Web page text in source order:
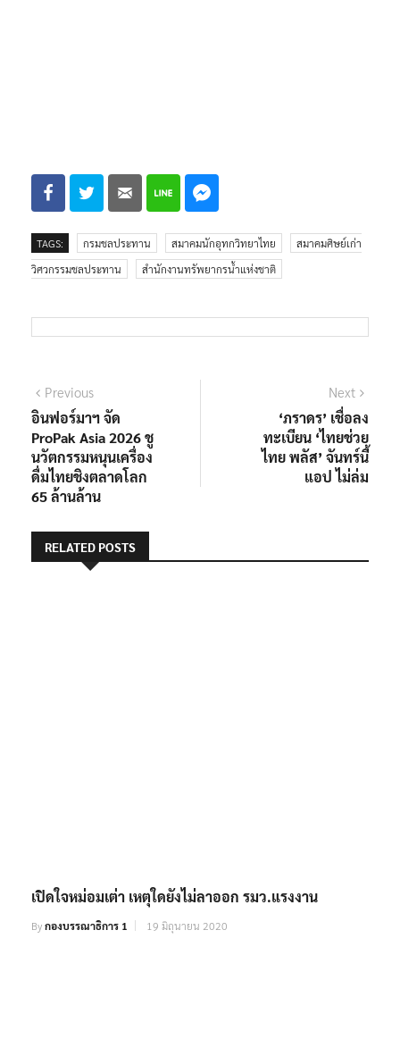
TAGS: กรมชลประทาน สมาคมนักอุทกวิทยาไทย
สมาคมศิษย์เก่า
วิศวกรรมชลประทาน
สำนักงานทรัพยากรน้ำแห่งชาติ
แนะแนว
เรื่อง
PreviousPrevious
post:
อินฟอร์มาฯ จัด
ProPak Asia 2026 ชู
นวัตกรรมหนุนเครื่อง
ดื่มไทยชิงตลาดโลก
65 ล้านล้าน
Next
‘ภราดร’ เชื่อลง
ทะเบียน ‘ไทยช่วย
ไทย พลัส’ จันทร์นี้
แอป ไม่ล่ม
RELATED POSTS
เปิดใจหม่อมเต่า เหตุใดยังไม่ลาออก รมว.แรงงาน
Byกองบรรณาธิการ 1 19 มิถุนายน 2020